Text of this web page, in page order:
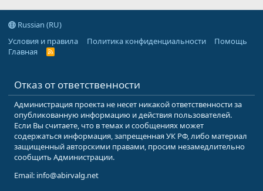
Russian (RU)
Условия и правила
Политика конфиденциальности
Помощь
Главная
R
Отказ от ответственности
Администрация проекта не несет никакой ответственности за
опубликованную информацию и действия пользователей.
Если Вы считаете, что в темах и сообщениях может
содержаться информация, запрещенная УК РФ, либо материал
защищенный авторскими правами, просим незамедлительно
сообщить Администрации.
Email: info@abirvalg.net